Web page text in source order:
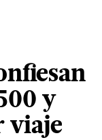
y
viaje